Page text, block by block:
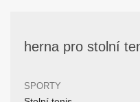
herna pro stolní
SPORTY